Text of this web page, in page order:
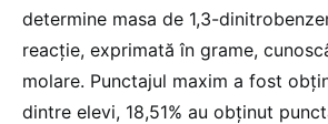
determine masa de 1,3-
reacție, exprimată în grame,
molare. Punctajul maxim a fost
dintre elevi, 18,51% au obținut